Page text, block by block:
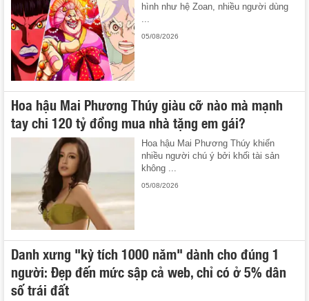
hình như hệ Zoan, nhiều người dùng
05/08/2026
Hoa hậu Mai Phương Thúy giàu cỡ nào mà mạnh
tay chi 120 tỷ đồng mua nhà tặng em gái?
Hoa hậu Mai Phương Thúy khiến
nhiều người chú ý bởi khối tài sản
không ...
05/08/2026
Danh xưng "kỳ tích 1000 năm" dành cho đúng 1
người: Đẹp đến mức sập cả web, chỉ có ở 5% dân
số trái đất